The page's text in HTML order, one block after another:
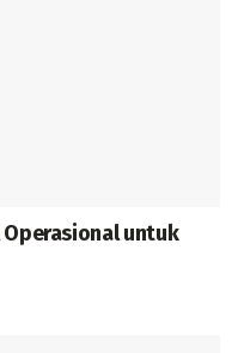
untuk